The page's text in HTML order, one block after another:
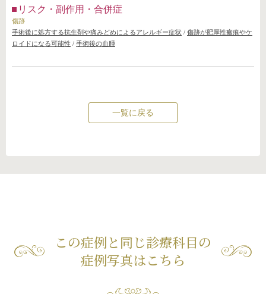
リスク・副作用・合併症
傷跡
手術後に処方する抗生剤や痛みどめによるアレルギー症状 / 傷跡が肥厚性瘢痕やケ
ロイドになる可能性 / 手術後の血腫
一覧に戻る
この症例と同じ診療科目の
症例写真はこちら